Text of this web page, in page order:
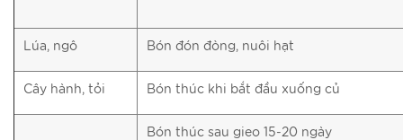
Lúa, ngô Bón đón đòng, nuôi hạt
Cây hành, tỏi Bón thúc khi bắt đầu xuống củ
Bón thúc sau gieo 15-20 ngày